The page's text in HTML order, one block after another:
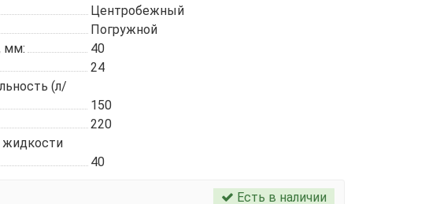
Центробежный
Погружной
мм:
40
24
(л/
150
220
жидкости
40
Есть в наличии